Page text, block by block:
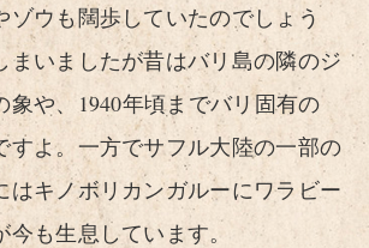
ゾウも闊歩していたのでしょう
まいましたが昔はバリ島の隣のジ
象や、1940年頃までバリ固有の
すよ。一方でサフル大陸の一部の
はキノボリカンガルーにワラビー
も生息しています。